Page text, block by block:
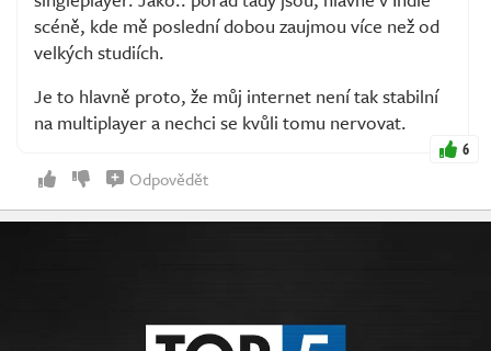
scéně, kde mě poslední dobou zaujmou více než od
velkých studiích.
Je to hlavně proto, že můj internet není tak stabilní
na multiplayer a nechci se kvůli tomu nervovat.
6
Odpovědět